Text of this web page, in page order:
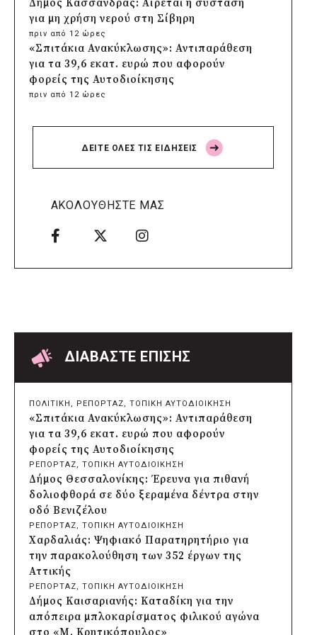
Δήμος Κασσάνδρας: Αίρεται η σύσταση
για μη χρήση νερού στη Σίβηρη
πριν από 12 ώρες
«Σπιτάκια Ανακύκλωσης»: Αντιπαράθεση
για τα 39,6 εκατ. ευρώ που αφορούν
φορείς της Αυτοδιοίκησης
πριν από 12 ώρες
Δαφνίου παρά την έλλειψη αρμοδιότητας
Δήμος Αμαρουσίου: Μεγάλες παρεμβάσεις
αναβάθμισης στα σχολεία πριν τον
πριν από 13 ώρες
διάκριση στα Diversity, Equity & Inclusion
Awards 2026
δολιοφθορά σε δύο ξεραμένα δέντρα στην
οδό Βενιζέλου
πριν από 14 ώρες
Χαρδαλιάς: Ψηφιακό Παρατηρητήριο για
την παρακολούθηση των 352 έργων της
Αττικής
πριν από 14 ώρες
Δήμος Ηρακλείου Αττικής: Συμβάσεις
645.000 ευρώ για τη φροντίδα των
αδέσποτων ζώων
πριν από μία μέρα
Περιφέρεια Θεσσαλίας: Νέος
ιατροτεχνολογικός εξοπλισμός και
αναβάθμιση του ΚΕΦΙΑΠ Καρδίτσας
πριν από μία μέρα
Δήμος Αθηναίων: 651 δημότες συμμετείχαν
στις δράσεις διατροφικής υποστήριξης
πριν από μία μέρα
Συνεργασία Περιφέρειας Κρήτης με
ΔΕΙΤΕ ΟΛΕΣ ΤΙΣ ΕΙΔΗΣΕΙΣ
ΑΚΟΛΟΥΘΗΣΤΕ ΜΑΣ
ΔΙΑΒΑΣΤΕ ΕΠΙΣΗΣ
ΠΟΛΙΤΙΚΗ , ΡΕΠΟΡΤΑΖ, ΤΟΠΙΚΗ ΑΥΤΟΔΙΟΙΚΗΣΗ
«Σπιτάκια Ανακύκλωσης»: Αντιπαράθεση
για τα 39,6 εκατ. ευρώ που αφορούν
φορείς της Αυτοδιοίκησης
ΡΕΠΟΡΤΑΖ, ΤΟΠΙΚΗ ΑΥΤΟΔΙΟΙΚΗΣΗ
Δήμος Θεσσαλονίκης: Έρευνα για πιθανή
δολιοφθορά σε δύο ξεραμένα δέντρα στην
οδό Βενιζέλου
ΡΕΠΟΡΤΑΖ, ΤΟΠΙΚΗ ΑΥΤΟΔΙΟΙΚΗΣΗ
Χαρδαλιάς: Ψηφιακό Παρατηρητήριο για
την παρακολούθηση των 352 έργων της
Αττικής
ΡΕΠΟΡΤΑΖ, ΤΟΠΙΚΗ ΑΥΤΟΔΙΟΙΚΗΣΗ
Δήμος Καισαριανής: Καταδίκη για την
απόπειρα μπλοκαρίσματος φιλικού αγώνα